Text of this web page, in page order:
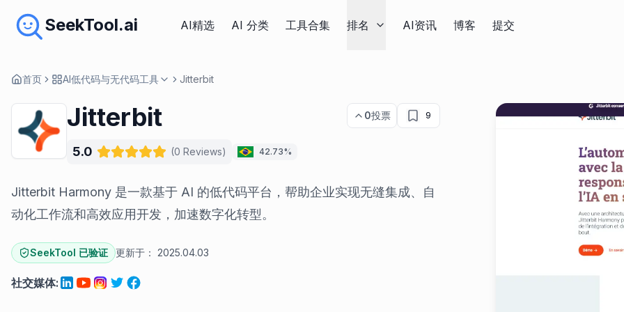
SeekTool.ai AI精选 AI 分类 工具合集 排名 AI资讯 博客 提交
首页 AI低代码与无代码工具 Jitterbit
Jitterbit 0投票 9
5.0 (0 Reviews) 42.73%
Jitterbit Harmony 是一款基于 AI 的低代码平台，帮助企业实现无缝集成、自
动化工作流和高效应用开发，加速数字化转型。
SeekTool 已验证 更新于： 2025.04.03
社交媒体: